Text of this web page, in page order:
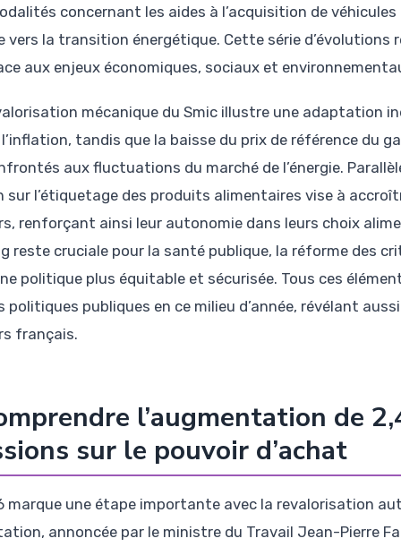
concernant les aides à l’acquisition de
vers la transition énergétique. Cette série d’évolutions
aux enjeux économiques, sociaux et
mécanique du Smic illustre une adaptation
tandis que la baisse du prix de référence du
aux fluctuations du marché de l’énergie.
l’étiquetage des produits alimentaires vise à
renforçant ainsi leur autonomie dans leurs choix
reste cruciale pour la santé publique, la réforme des
politique plus équitable et sécurisée. Tous ces
politiques publiques en ce milieu d’année, révélant
français.
l’augmentation de
sur le pouvoir d’achat
marque une étape importante avec la revalorisation
annoncée par le ministre du Travail Jean-Pierre